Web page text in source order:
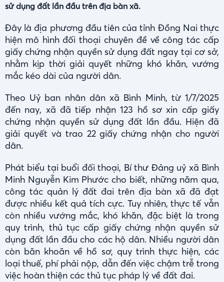
sử dụng đất lần đầu trên địa bàn xã.
Đây là địa phương đầu tiên của tỉnh Đồng Nai thực
hiện mô hình đối thoại chuyên đề về công tác cấp
giấy chứng nhận quyền sử dụng đất ngay tại cơ sở,
nhằm kịp thời giải quyết những khó khăn, vướng
mắc kéo dài của người dân.
Theo Uỷ ban nhân dân xã Bình Minh, từ 1/7/2025
đến nay, xã đã tiếp nhận 123 hồ sơ xin cấp giấy
chứng nhận quyền sử dụng đất lần đầu. Hiện đã
giải quyết và trao 22 giấy chứng nhận cho người
dân.
Phát biểu tại buổi đối thoại, Bí thư Đảng uỷ xã Bình
Minh Nguyễn Kim Phước cho biết, những năm qua,
công tác quản lý đất đai trên địa bàn xã đã đạt
được nhiều kết quả tích cực. Tuy nhiên, thực tế vẫn
còn nhiều vướng mắc, khó khăn, đặc biệt là trong
quy trình, thủ tục cấp giấy chứng nhận quyền sử
dụng đất lần đầu cho các hộ dân. Nhiều người dân
còn băn khoăn về hồ sơ, quy trình thực hiện, các
loại thuế, phí phải nộp, dẫn đến việc chậm trễ trong
việc hoàn thiện các thủ tục pháp lý về đất đai.